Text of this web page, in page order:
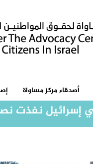
أصدقاء مركز مساواة
إسرائيل نفذت